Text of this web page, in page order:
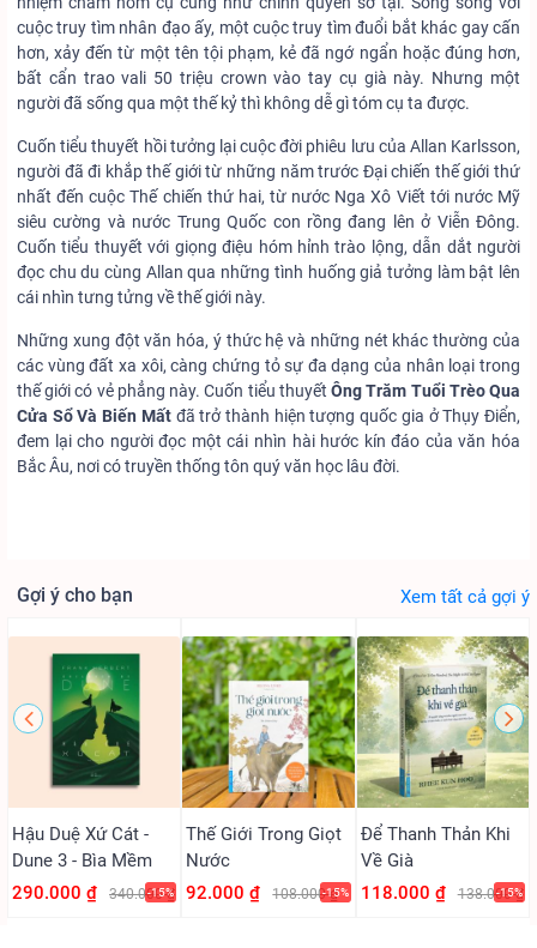
cuộc truy tìm nhân đạo ấy, một cuộc truy tìm đuổi bắt khác gay cấn
hơn, xảy đến từ một tên tội phạm, kẻ đã ngớ ngẩn hoặc đúng hơn,
bất cẩn trao vali 50 triệu crown vào tay cụ già này. Nhưng một
người đã sống qua một thế kỷ thì không dễ gì tóm cụ ta được.
Cuốn tiểu thuyết hồi tưởng lại cuộc đời phiêu lưu của Allan Karlsson,
người đã đi khắp thế giới từ những năm trước Đại chiến thế giới thứ
nhất đến cuộc Thế chiến thứ hai, từ nước Nga Xô Viết tới nước Mỹ
siêu cường và nước Trung Quốc con rồng đang lên ở Viễn Đông.
Cuốn tiểu thuyết với giọng điệu hóm hỉnh trào lộng, dẫn dắt người
đọc chu du cùng Allan qua những tình huống giả tưởng làm bật lên
cái nhìn tưng tửng về thế giới này.
Những xung đột văn hóa, ý thức hệ và những nét khác thường của
các vùng đất xa xôi, càng chứng tỏ sự đa dạng của nhân loại trong
thế giới có vẻ phẳng này. Cuốn tiểu thuyết Ông Trăm Tuổi Trèo Qua
Cửa Sổ Và Biến Mất đã trở thành hiện tượng quốc gia ở Thụy Điển,
đem lại cho người đọc một cái nhìn hài hước kín đáo của văn hóa
Bắc Âu, nơi có truyền thống tôn quý văn học lâu đời.
Gợi ý cho bạn Xem tất cả gợi ý
Hậu Duệ Xứ Cát -
Dune 3 - Bìa Mềm
290.000 ₫
340.000 ₫
-15%
Thế Giới Trong Giọt
Nước
92.000 ₫
108.000 ₫
-15%
Để Thanh Thản Khi
Về Già
118.000 ₫
138.000 ₫
-15%